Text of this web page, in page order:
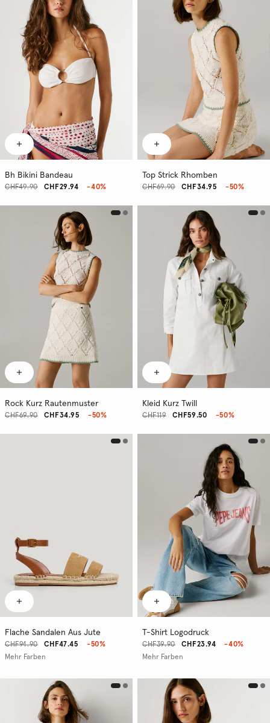
Bh Bikini Bandeau
CHF29.94
CHF49.90 -40%
Top Strick Rhomben
CHF34.95
CHF69.90 -50%
Rock Kurz Rautenmuster
CHF34.95
CHF69.90 -50%
Kleid Kurz Twill
CHF59.50
CHF119 -50%
Flache Sandalen Aus Jute
CHF47.45
CHF94.90
-50%
Mehr Farben
T-Shirt Logodruck
CHF23.94
CHF39.90
-40%
Mehr Farben